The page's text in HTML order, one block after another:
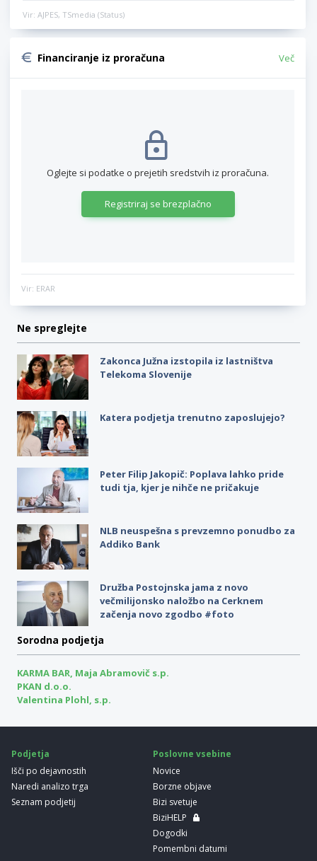
Vir: AJPES, TSmedia (Status)
Financiranje iz proračuna Več
Oglejte si podatke o prejetih sredstvih iz proračuna.
Registriraj se brezplačno
Vir: ERAR
Ne spreglejte
Zakonca Južna izstopila iz lastništva
Telekoma Slovenije
Katera podjetja trenutno zaposlujejo?
Peter Filip Jakopič: Poplava lahko pride
tudi tja, kjer je nihče ne pričakuje
NLB neuspešna s prevzemno ponudbo za
Addiko Bank
Družba Postojnska jama z novo
večmilijonsko naložbo na Cerknem
začenja novo zgodbo #foto
Sorodna podjetja
KARMA BAR, Maja Abramovič s.p.
PKAN d.o.o.
Valentina Plohl, s.p.
Podjetja
Išči po dejavnostih
Naredi analizo trga
Seznam podjetij
Poslovne vsebine
Novice
Borzne objave
Bizi svetuje
BiziHELP
Dogodki
Pomembni datumi